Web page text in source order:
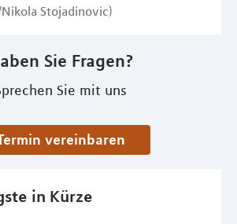
Stojadinovic)
Sie Fragen?
Sie mit uns
Termin vereinbaren
in Kürze